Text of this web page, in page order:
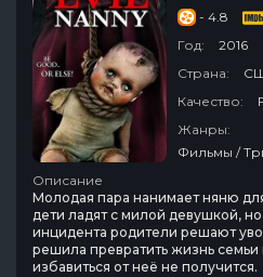
- 4.8
Год:
2016
Страна:
Качество:
Жанры:
Фильмы /
Описание
Молодая пара нанимает няню
дети ладят с милой девушкой,
инцидента родители решают
решила превратить жизнь семьи
избавиться от неё не получится.